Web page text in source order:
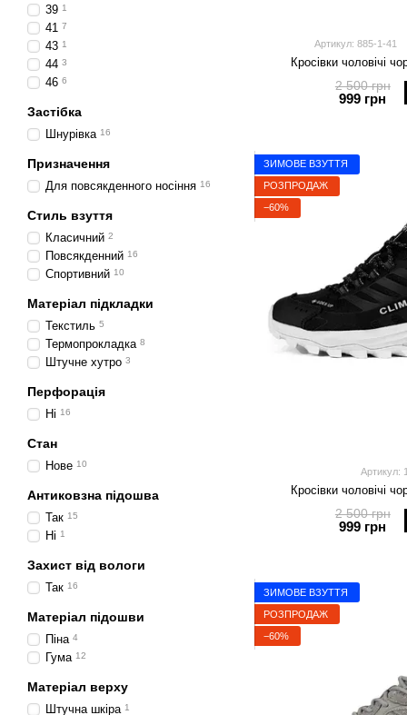
Артикул: 885-1-41
Кросівки чоловічі
2 500 грн
999 грн
ЗИМОВЕ ВЗУТТЯ
РОЗПРОДАЖ
−60%
Артикул:
Кросівки чоловічі
2 500 грн
999 грн
ЗИМОВЕ ВЗУТТЯ
РОЗПРОДАЖ
−60%
39 1
41 7
43 1
44 3
46 6
Застібка
Шнурівка 16
Призначення
Для повсякденного носіння 16
Стиль взуття
Класичний 2
Повсякденний 16
Спортивний 10
Матеріал підкладки
Текстиль 5
Термопрокладка 8
Штучне хутро 3
Перфорація
Ні 16
Стан
Нове 10
Антиковзна підошва
Так 15
Ні 1
Захист від вологи
Так 16
Матеріал підошви
Піна 4
Гума 12
Матеріал верху
Штучна шкіра 1